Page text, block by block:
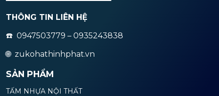
THÔNG TIN LIÊN HỆ
☎️ 0947503779 – 0935243838
🌐 zukohathinhphat.vn
SẢN PHẨM
TẤM NHỰA NỘI THẤT